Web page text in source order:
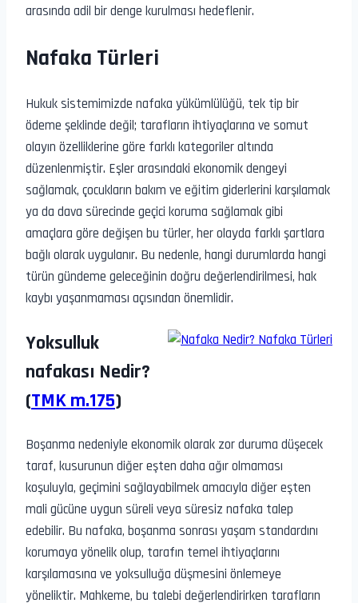
arasında adil bir denge kurulması hedeflenir.
Nafaka Türleri
Hukuk sistemimizde nafaka yükümlülüğü, tek tip bir
ödeme şeklinde değil; tarafların ihtiyaçlarına ve somut
olayın özelliklerine göre farklı kategoriler altında
düzenlenmiştir. Eşler arasındaki ekonomik dengeyi
sağlamak, çocukların bakım ve eğitim giderlerini karşılamak
ya da dava sürecinde geçici koruma sağlamak gibi
amaçlara göre değişen bu türler, her olayda farklı şartlara
bağlı olarak uygulanır. Bu nedenle, hangi durumlarda hangi
türün gündeme geleceğinin doğru değerlendirilmesi, hak
kaybı yaşanmaması açısından önemlidir.
Yoksulluk
nafakası Nedir?
(TMK m.175)
Boşanma nedeniyle ekonomik olarak zor duruma düşecek
taraf, kusurunun diğer eşten daha ağır olmaması
koşuluyla, geçimini sağlayabilmek amacıyla diğer eşten
mali gücüne uygun süreli veya süresiz nafaka talep
edebilir. Bu nafaka, boşanma sonrası yaşam standardını
korumaya yönelik olup, tarafın temel ihtiyaçlarını
karşılamasına ve yoksulluğa düşmesini önlemeye
yöneliktir. Mahkeme, bu talebi değerlendirirken tarafların